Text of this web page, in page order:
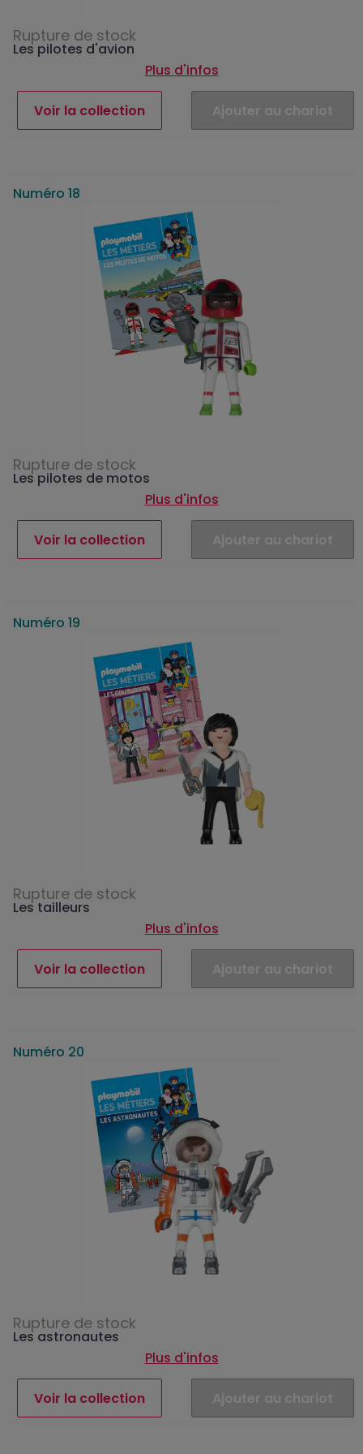
Rupture de stock
Les pilotes d'avion
Plus d'infos
Voir la collection Ajouter au chariot
Numéro 18
Rupture de stock
Les pilotes de motos
Plus d'infos
Voir la collection Ajouter au chariot
Numéro 19
Rupture de stock
Les tailleurs
Plus d'infos
Voir la collection Ajouter au chariot
Numéro 20
Rupture de stock
Les astronautes
Plus d'infos
Voir la collection Ajouter au chariot